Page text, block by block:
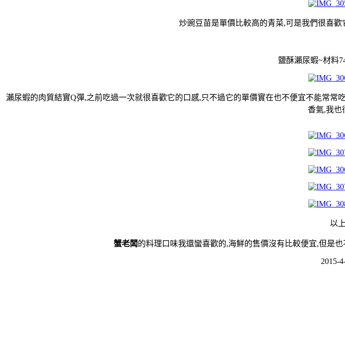
炒豌豆苗是單價比較高的青菜,可是我們很喜
鹽酥瀨尿蝦~材料
瀨尿蝦的肉質結實Q彈,之前吃過一次就很喜歡它的口感,只不過它的單價實在也不便宜不能常
香氣,我也
以
蟹老闆的料理口味我還蠻喜歡的,海鮮的售價沒有比較便宜,但是也
2015-